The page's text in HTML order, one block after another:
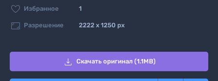
 Избранное 1
 Разрешение 2222 x 1250 px
 Скачать оригинал (1.1MB)